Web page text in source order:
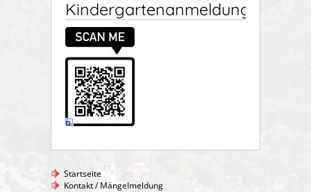
Kindergartenanmeldung
Startseite
Kontakt / Mängelmeldung